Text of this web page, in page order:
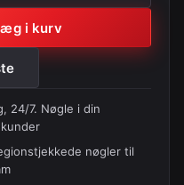
i kurv
24/7. Nøgle i din
nøgler til